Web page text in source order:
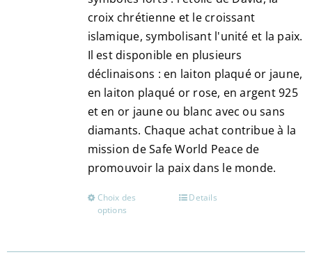
croix chrétienne et le croissant
islamique, symbolisant l'unité et la paix.
Il est disponible en plusieurs
déclinaisons : en laiton plaqué or jaune,
en laiton plaqué or rose, en argent 925
et en or jaune ou blanc avec ou sans
diamants. Chaque achat contribue à la
mission de Safe World Peace de
promouvoir la paix dans le monde​​.
Choix des
options
Ce
plusieurs
Details